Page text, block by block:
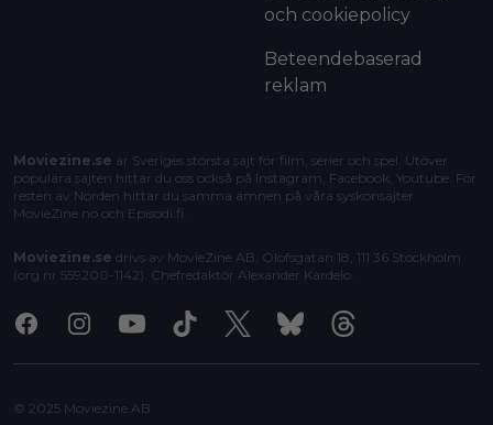
och cookiepolicy
Beteendebaserad
reklam
Moviezine.se är Sveriges största sajt för film, serier och spel. Utöver
populära sajten hittar du oss också på Instagram, Facebook, Youtube. För
resten av Norden hittar du samma ämnen på våra syskonsajter
MovieZine.no och Episodi.fi
Moviezine.se drivs av MovieZine AB, Olofsgatan 18, 111 36 Stockholm
(org.nr 559200-1142). Chefredaktör Alexander Kardelo
FacebookInstagramYoutubeTiktok X BlueskyThreads
© 2025 Moviezine AB